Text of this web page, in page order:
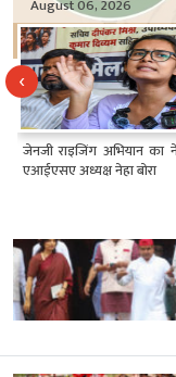
August 06, 2026
दिल्ली में छात्राओं को मुफ्त
रही साइकिलों की खरीद में
‹